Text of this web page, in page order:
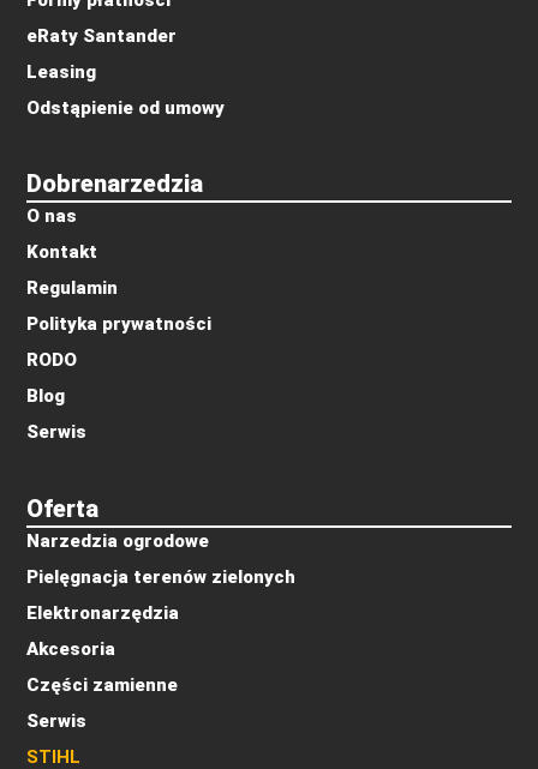
Oferta
Narzedzia ogrodowe
Pielęgnacja terenów zielonych
Elektronarzędzia
Akcesoria
Części zamienne
Serwis
STIHL
Dobrenarzedzia
O nas
Kontakt
Regulamin
Polityka prywatności
RODO
Blog
Serwis
eRaty Santander
Leasing
Odstąpienie od umowy